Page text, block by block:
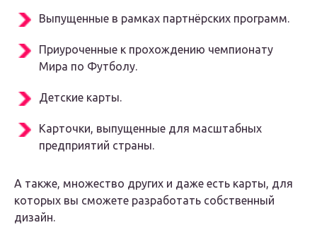
Выпущенные в рамках партнёрских программ.
Приуроченные к прохождению чемпионату
Мира по Футболу.
Детские карты.
Карточки, выпущенные для масштабных
предприятий страны.
А также, множество других и даже есть карты, для
которых вы сможете разработать собственный
дизайн.